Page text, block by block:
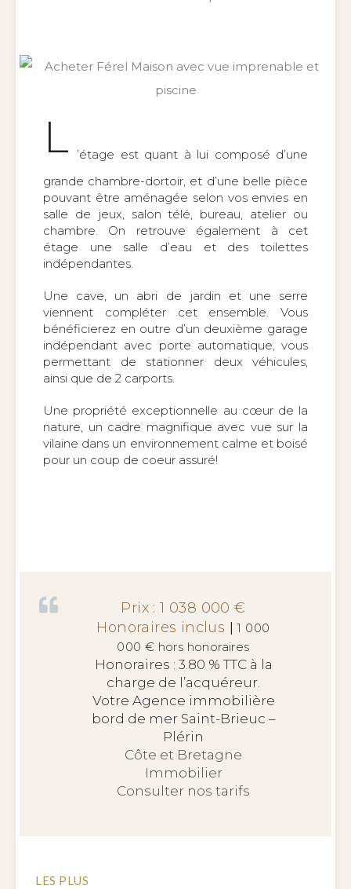
L
’étage est quant à lui composé d’une
grande chambre-dortoir, et d’une belle pièce
pouvant être aménagée selon vos envies en
salle de jeux, salon télé, bureau, atelier ou
chambre. On retrouve également à cet
étage une salle d’eau et des toilettes
indépendantes.
Une cave, un abri de jardin et une serre
viennent compléter cet ensemble. Vous
bénéficierez en outre d’un deuxième garage
indépendant avec porte automatique, vous
permettant de stationner deux véhicules,
ainsi que de 2 carports.
Une propriété exceptionnelle au cœur de la
nature, un cadre magnifique avec vue sur la
vilaine dans un environnement calme et boisé
pour un coup de coeur assuré!
Prix : 1 038 000 €
Honoraires inclus
1 000
000 € hors honoraires
Honoraires : 3.80 % TTC à la
charge de l’acquéreur.
Votre Agence immobilière
bord de mer Saint-Brieuc –
Plérin
Côte et Bretagne
Immobilier
Consulter nos tarifs
LES PLUS